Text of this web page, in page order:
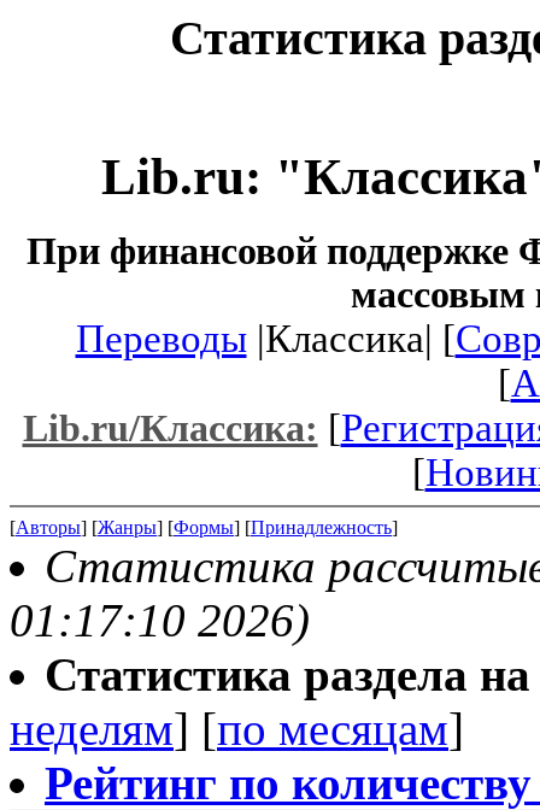
Статистика
Lib.ru:
При финансовой поддержке
массовым
Переводы|Классика| [
[
Lib.ru/Классика: [
[
[Авторы] [Жанры] [Формы] [Принадлежность]
Статистика
01:17:10 2026)
Статистика раздела
неделям] [по месяцам]
Рейтинг по